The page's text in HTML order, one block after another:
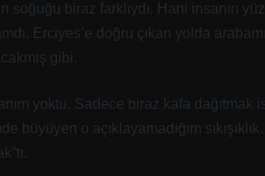
soğuğu biraz farklıydı. Hani insanın
Erciyes’e doğru çıkan yolda
gibi.
yoktu. Sadece biraz kafa
büyüyen o açıklayamadığım